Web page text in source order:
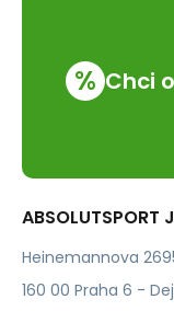
% Chci
ABSOLUTSPORT
Heinemannova
160 00 Praha 6 -